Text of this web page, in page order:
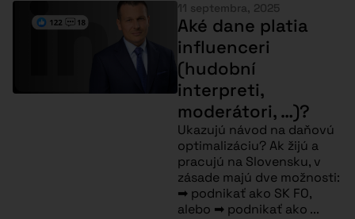
11 septembra, 2025
Aké dane platia
influenceri
(hudobní
interpreti,
moderátori, …)?
Ukazujú návod na daňovú
optimalizáciu? Ak žijú a
pracujú na Slovensku, v
zásade majú dve možnosti:
➡ podnikať ako SK FO,
alebo ➡ podnikať ako ...